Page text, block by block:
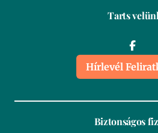
Tarts
Hírlevél
Biztonságos